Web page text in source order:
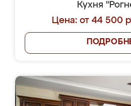
Кухня
Цена: от 44 500